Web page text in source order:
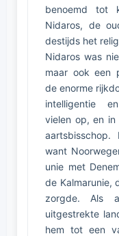
benoemd tot
Nidaros, de
destijds het
Nidaros was
maar ook een
de enorme
intelligentie
vielen op, en
want
unie met
de Kalmarunie,
zorgde. Als
uitgestrekte
hem tot een